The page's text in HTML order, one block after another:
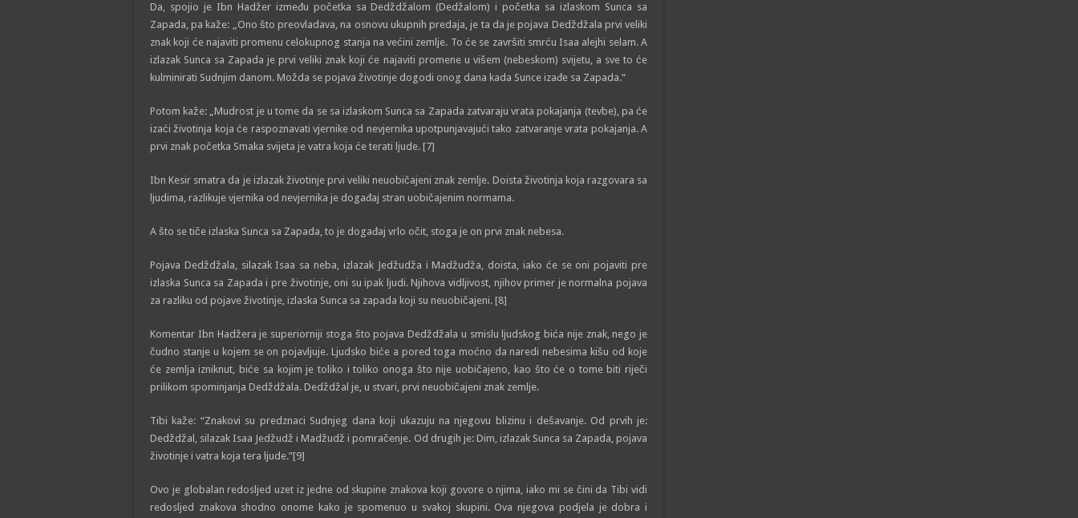
Da, spojio je Ibn Hadžer između početka sa Dedždžalom (Dedžalom) i početka sa izlaskom Sunca sa
Zapada, pa kaže: „Ono što preovladava, na osnovu ukupnih predaja, je ta da je pojava Dedždžala prvi veliki
znak koji će najaviti promenu celokupnog stanja na većini zemlje. To će se završiti smrću Isaa alejhi selam. A
izlazak Sunca sa Zapada je prvi veliki znak koji će najaviti promene u višem (nebeskom) svijetu, a sve to će
kulminirati Sudnjim danom. Možda se pojava životinje dogodi onog dana kada Sunce izađe sa Zapada.“
Potom kaže: „Mudrost je u tome da se sa izlaskom Sunca sa Zapada zatvaraju vrata pokajanja (tevbe), pa će
izaći životinja koja će raspoznavati vjernike od nevjernika upotpunjavajući tako zatvaranje vrata pokajanja. A
prvi znak početka Smaka svijeta je vatra koja će terati ljude. [7]
Ibn Kesir smatra da je izlazak životinje prvi veliki neuobičajeni znak zemlje. Doista životinja koja razgovara sa
ljudima, razlikuje vjernika od nevjernika je događaj stran uobičajenim normama.
A što se tiče izlaska Sunca sa Zapada, to je događaj vrlo očit, stoga je on prvi znak nebesa.
Pojava Dedždžala, silazak Isaa sa neba, izlazak Jedžudža i Madžudža, doista, iako će se oni pojaviti pre
izlaska Sunca sa Zapada i pre životinje, oni su ipak ljudi. Njihova vidljivost, njihov primer je normalna pojava
za razliku od pojave životinje, izlaska Sunca sa zapada koji su neuobičajeni. [8]
Komentar Ibn Hadžera je superiorniji stoga što pojava Dedždžala u smislu ljudskog bića nije znak, nego je
čudno stanje u kojem se on pojavljuje. Ljudsko biće a pored toga moćno da naredi nebesima kišu od koje
će zemlja izniknut, biće sa kojim je toliko i toliko onoga što nije uobičajeno, kao što će o tome biti riječi
prilikom spominjanja Dedždžala. Dedždžal je, u stvari, prvi neuobičajeni znak zemlje.
Tibi kaže: “Znakovi su predznaci Sudnjeg dana koji ukazuju na njegovu blizinu i dešavanje. Od prvih je:
Dedždžal, silazak Isaa Jedžudž i Madžudž i pomračenje. Od drugih je: Dim, izlazak Sunca sa Zapada, pojava
životinje i vatra koja tera ljude.”[9]
Ovo je globalan redosljed uzet iz jedne od skupine znakova koji govore o njima, iako mi se čini da Tibi vidi
redosljed znakova shodno onome kako je spomenuo u svakoj skupini. Ova njegova podjela je dobra i